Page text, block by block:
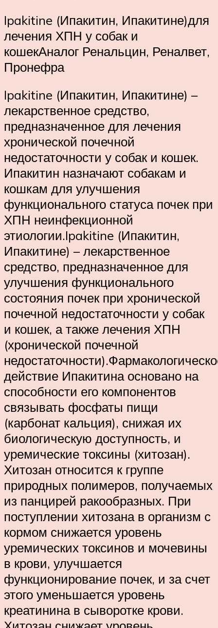
Ipakitine (Ипакитин, Ипакитине)для
лечения ХПН у собак и
кошекАналог Ренальцин, Реналвет,
Пронефра
Ipakitine (Ипакитин, Ипакитине) –
лекарственное средство,
предназначенное для лечения
хронической почечной
недостаточности у собак и кошек.
Ипакитин назначают собакам и
кошкам для улучшения
функционального статуса почек при
ХПН неинфекционной
этиологии.Ipakitine (Ипакитин,
Ипакитине) – лекарственное
средство, предназначенное для
улучшения функционального
состояния почек при хронической
почечной недостаточности у собак
и кошек, а также лечения ХПН
(хронической почечной
действие Ипакитина основано на
способности его компонентов
связывать фосфаты пищи
(карбонат кальция), снижая их
биологическую доступность, и
уремические токсины (хитозан).
Хитозан относится к группе
природных полимеров, получаемых
из панцирей ракообразных. При
поступлении хитозана в организм с
кормом снижается уровень
уремических токсинов и мочевины
в крови, улучшается
функционирование почек, и за счет
этого уменьшается уровень
креатинина в сыворотке крови.